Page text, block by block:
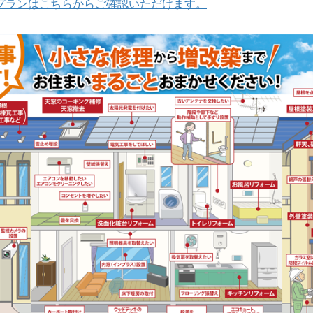
ンはこちらからご確認いただけます。